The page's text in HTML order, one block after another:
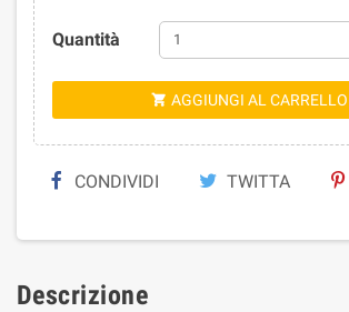
Quantità
 AGGIUNGI AL CARRELLO
CONDIVIDI TWITTA
Descrizione